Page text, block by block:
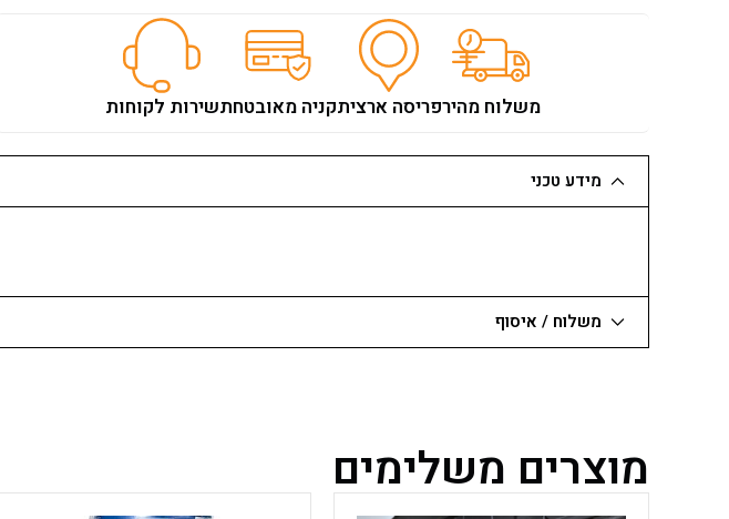
משלוח מהירפריסה ארציתקניה מאובטחתשירות לקוחות
מידע טכני
משלוח / איסוף
מוצרים משלימים